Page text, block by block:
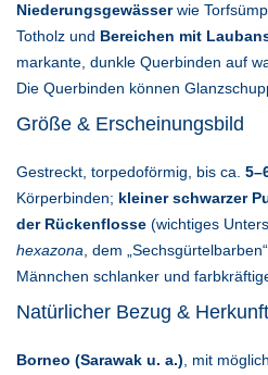
Niederungsgewässerwie
Totholz und Bereichen mit
markante, dunkle Querbinden auf
Die Querbinden können
Größe & Erscheinungsbild
Gestreckt, torpedoförmig, bis ca.
Körperbinden; kleiner schwarzer
der Rückenflosse (wichtiges
hexazona, dem
Männchen schlanker und
Natürlicher Bezug & Herkunft
Borneo (Sarawak u. a.), mit